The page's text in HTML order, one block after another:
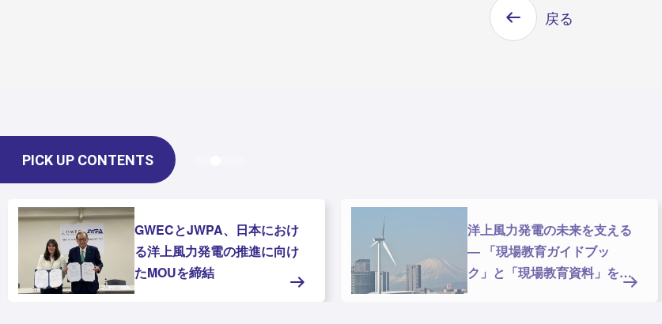
戻る
PICK UP CONTENTS
GWECとJWPA、日本におけ
る洋上風力発電の推進に向け
たMOUを締結
洋上風力発電の未来を支える
― 「現場教育ガイドブッ
ク」と「現場教育資料」を公